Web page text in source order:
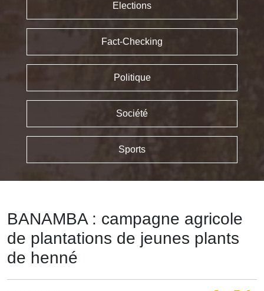
Elections
Fact-Checking
Politique
Société
Sports
BANAMBA : campagne agricole
de plantations de jeunes plants
de henné